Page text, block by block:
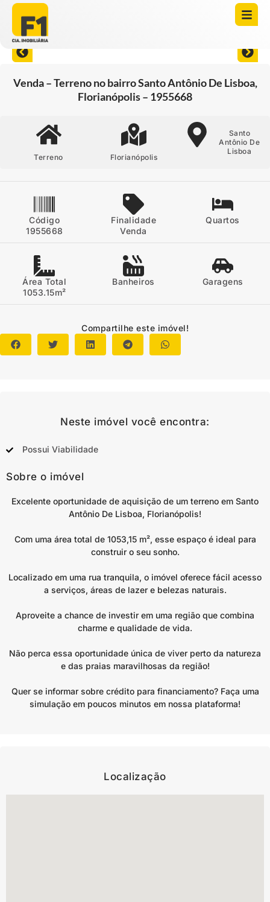
Venda – Terreno no bairro Santo Antônio De Lisboa,
Florianópolis – 1955668
Terreno Florianópolis
Santo
Antônio De
Lisboa
Código
1955668
Finalidade
Venda
Quartos
Área Total
1053.15m²
Banheiros Garagens
Compartilhe este imóvel!
Neste imóvel você encontra:
Possui Viabilidade
Sobre o imóvel
Excelente oportunidade de aquisição de um terreno em Santo
Antônio De Lisboa, Florianópolis!
Com uma área total de 1053,15 m², esse espaço é ideal para
construir o seu sonho.
Localizado em uma rua tranquila, o imóvel oferece fácil acesso
a serviços, áreas de lazer e belezas naturais.
Aproveite a chance de investir em uma região que combina
charme e qualidade de vida.
Não perca essa oportunidade única de viver perto da natureza
e das praias maravilhosas da região!
Quer se informar sobre crédito para financiamento? Faça uma
simulação em poucos minutos em nossa plataforma!
Localização